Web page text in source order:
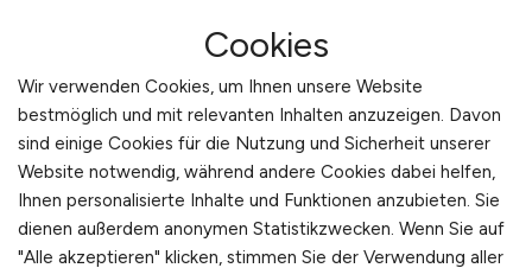
Als Tanklastwagenfahrer transportierst du
Chemikalien oder Lebensmittel in
spezialisierten Tankfahrzeugen. Deine
Arbeit erfordert hoechste Sorgfalt. denn
das Fahrverhalten eines Tankwagens
unterscheidet sich deutlich von einem
Cookies
Wir verwenden Cookies, um Ihnen unsere Website
bestmöglich und mit relevanten Inhalten anzuzeigen. Davon
sind einige Cookies für die Nutzung und Sicherheit unserer
Website notwendig, während andere Cookies dabei helfen,
Ihnen personalisierte Inhalte und Funktionen anzubieten. Sie
dienen außerdem anonymen Statistikzwecken. Wenn Sie auf
"Alle akzeptieren" klicken, stimmen Sie der Verwendung aller